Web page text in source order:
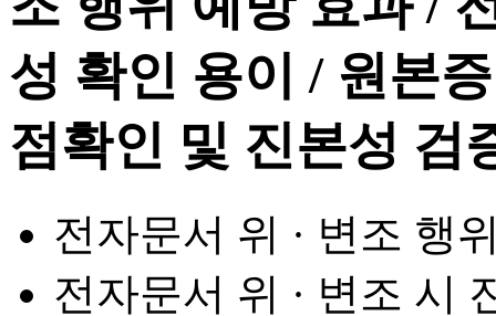
전자문서 위 · 변조 행
전자문서 위 · 변조 시